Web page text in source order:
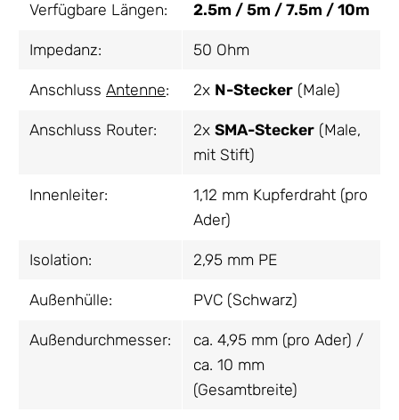
Verfügbare Längen: 2.5m / 5m / 7.5m / 10m
Impedanz: 50 Ohm
Anschluss Antenne: 2x N-Stecker (Male)
Anschluss Router: 2x SMA-Stecker (Male,
mit Stift)
Innenleiter:
1,12 mm Kupferdraht (pro
Ader)
Isolation: 2,95 mm PE
Außenhülle: PVC (Schwarz)
Außendurchmesser:
ca. 4,95 mm (pro Ader) /
ca. 10 mm
(Gesamtbreite)